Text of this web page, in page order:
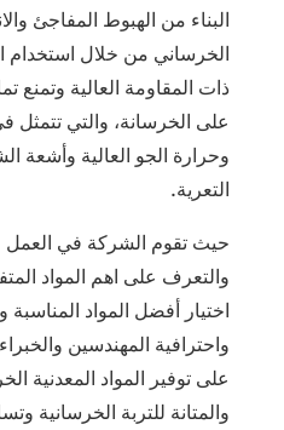
البناء من الهبوط المفاجئ
الخرساني من خلال استخدام
ذات المقاومة العالية وتمنع
على الخرسانة، والتي تتمثل
وحرارة الجو العالية وأشعة
التعرية.
حيث تقوم الشركة في العمل
والتعرف على اهم المواد
اختيار أفضل المواد
واحترافية المهندسين
على توفير المواد المعدنية
والمتانة للتربة الخرسانية